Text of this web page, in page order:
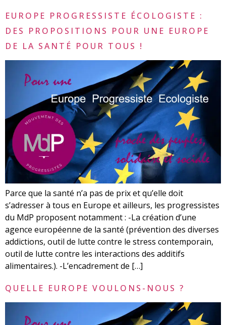
EUROPE PROGRESSISTE ÉCOLOGISTE :
DES PROPOSITIONS POUR UNE EUROPE
DE LA SANTÉ POUR TOUS !
Parce que la santé n’a pas de prix et qu’elle doit
s’adresser à tous en Europe et ailleurs, les progressistes
du MdP proposent notamment : -La création d’une
agence européenne de la santé (prévention des diverses
addictions, outil de lutte contre le stress contemporain,
outil de lutte contre les interactions des additifs
alimentaires.). -L’encadrement de […]
QUELLE EUROPE VOULONS-NOUS ?